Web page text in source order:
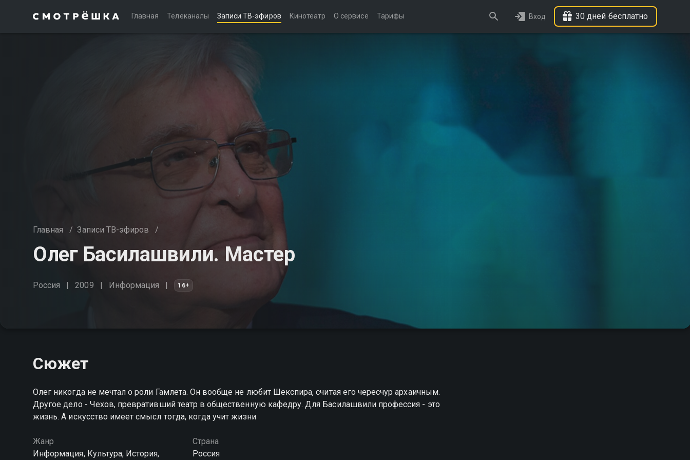
Главная Телеканалы Записи ТВ-эфиров Кинотеатр О сервисе Тарифы Вход 30 дней бесплатно
Главная / Записи ТВ-эфиров /
Олег Басилашвили. Мастер
Россия 2009 Информация 16+
Сюжет
Олег никогда не мечтал о роли Гамлета. Он вообще не любит Шекспира, считая его чересчур архаичным.
Другое дело - Чехов, превративший театр в общественную кафедру. Для Басилашвили профессия - это
жизнь. А искусство имеет смысл тогда, когда учит жизни
Жанр
Информация, Культура, История,
Страна
Россия